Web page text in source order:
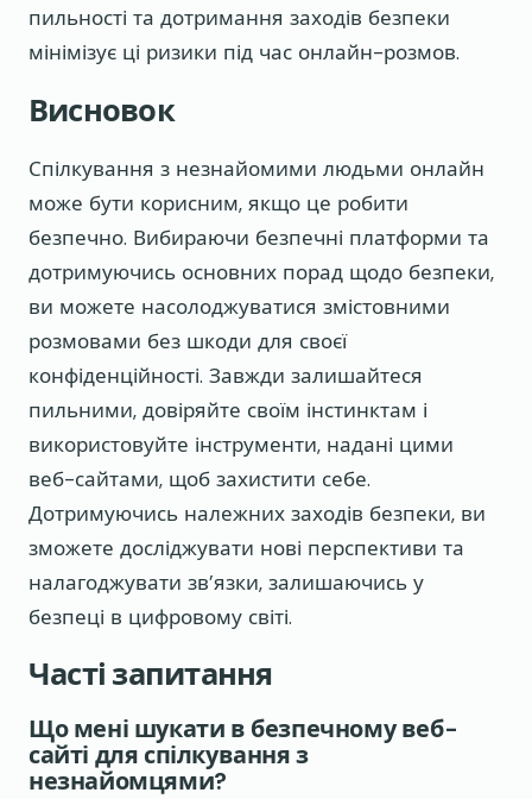
пильності та дотримання заходів безпеки
мінімізує ці ризики під час онлайн-розмов.
Висновок
Спілкування з незнайомими людьми онлайн
може бути корисним, якщо це робити
безпечно. Вибираючи безпечні платформи та
дотримуючись основних порад щодо безпеки,
ви можете насолоджуватися змістовними
розмовами без шкоди для своєї
конфіденційності. Завжди залишайтеся
пильними, довіряйте своїм інстинктам і
використовуйте інструменти, надані цими
веб-сайтами, щоб захистити себе.
Дотримуючись належних заходів безпеки, ви
зможете досліджувати нові перспективи та
налагоджувати зв’язки, залишаючись у
безпеці в цифровому світі.
Часті запитання
Що мені шукати в безпечному веб-
сайті для спілкування з
незнайомцями?